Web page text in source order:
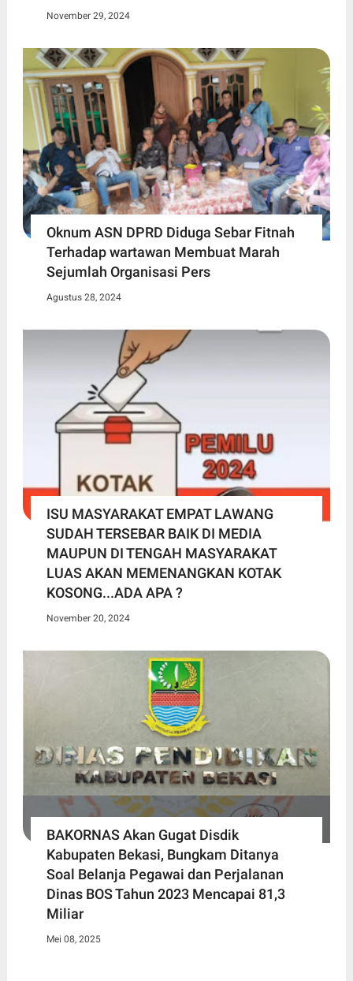
November 29, 2024
Oknum ASN DPRD Diduga Sebar Fitnah
Terhadap wartawan Membuat Marah
Sejumlah Organisasi Pers
Agustus 28, 2024
ISU MASYARAKAT EMPAT LAWANG
SUDAH TERSEBAR BAIK DI MEDIA
MAUPUN DI TENGAH MASYARAKAT
LUAS AKAN MEMENANGKAN KOTAK
KOSONG...ADA APA ?
November 20, 2024
BAKORNAS Akan Gugat Disdik
Kabupaten Bekasi, Bungkam Ditanya
Soal Belanja Pegawai dan Perjalanan
Dinas BOS Tahun 2023 Mencapai 81,3
Miliar
Mei 08, 2025